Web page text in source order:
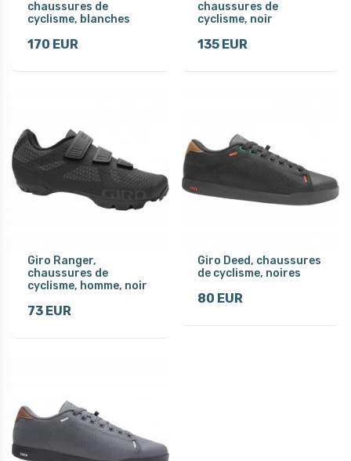
chaussures de
cyclisme, blanches
170 EUR
chaussures de
cyclisme, noir
135 EUR
Giro Ranger,
chaussures de
cyclisme, homme, noir
73 EUR
Giro Deed, chaussures
de cyclisme, noires
80 EUR